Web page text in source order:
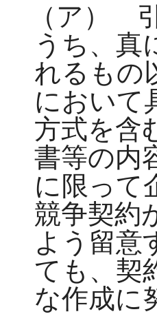
（ア）
うち、真
れるもの
において
方式を含
書等の内
に限って
競争契約
よう留意
ても、契
な作成に